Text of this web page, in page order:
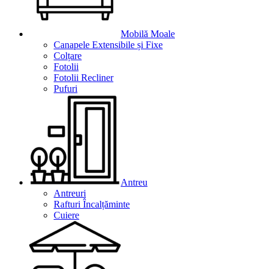
Mobilă Moale
Canapele Extensibile și Fixe
Colțare
Fotolii
Fotolii Recliner
Pufuri
Antreu
Antreuri
Rafturi Încalțăminte
Cuiere